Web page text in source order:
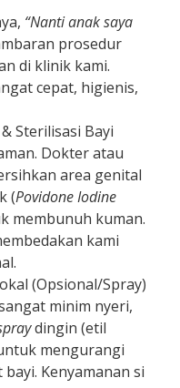
“Nanti anak saya
prosedur
di klinik kami.
cepat, higienis,
Sterilisasi Bayi
Dokter atau
area genital
(Povidone Iodine
membunuh kuman.
kami
(Opsional/Spray)
minim nyeri,
dingin (etil
mengurangi
Kenyamanan si